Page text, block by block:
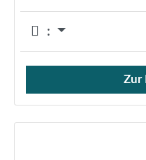
:
Verkauf von Brötchen,
Zur